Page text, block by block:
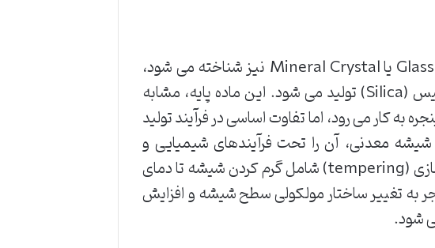
شیشه کریستال معدنی، که با نام های Glass Mineral یا Mineral Crystal نیز شناخته می شود،
نوعی از شیشه ساعت است که از ماده اولیه سیلیس (Silica) تولید می شود. این ماده پایه، مشابه
کار می رود، اما تفاوت اساسی در فرآیند تولید
معدنی، آن را تحت فرآیندهای شیمیایی و
حرارتی ویژه ای قرار می دهند. این فرآیند سخت سازی (tempering) شامل گرم کردن شیشه تا دمای
به تغییر ساختار مولکولی سطح شیشه و افزایش
شود.